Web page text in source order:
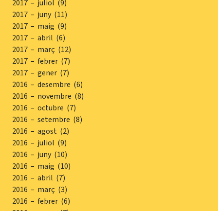
2017 – juliol (9)
2017 – juny (11)
2017 – maig (9)
2017 – abril (6)
2017 – març (12)
2017 – febrer (7)
2017 – gener (7)
2016 – desembre (6)
2016 – novembre (8)
2016 – octubre (7)
2016 – setembre (8)
2016 – agost (2)
2016 – juliol (9)
2016 – juny (10)
2016 – maig (10)
2016 – abril (7)
2016 – març (3)
2016 – febrer (6)